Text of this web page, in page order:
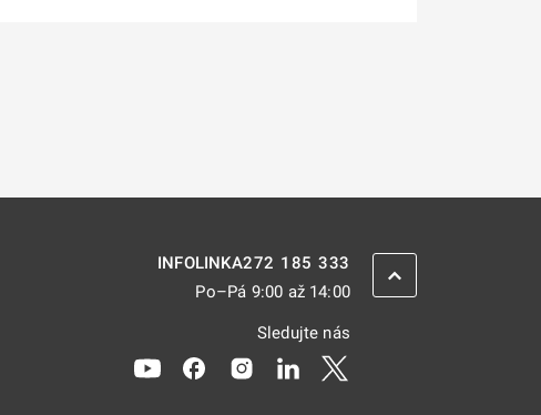
INFOLINKA272 185 333
Po–Pá 9:00 až 14:00
Sledujte nás
Odkaz se otevře na nové kartě
Odkaz se otevře na nové kartě
Odkaz se otevře na nové kartě
Odkaz se otevře na nové
ZPĚT NAHORU